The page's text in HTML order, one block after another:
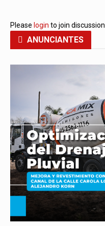
Please login to join discussion
ANUNCIANTES